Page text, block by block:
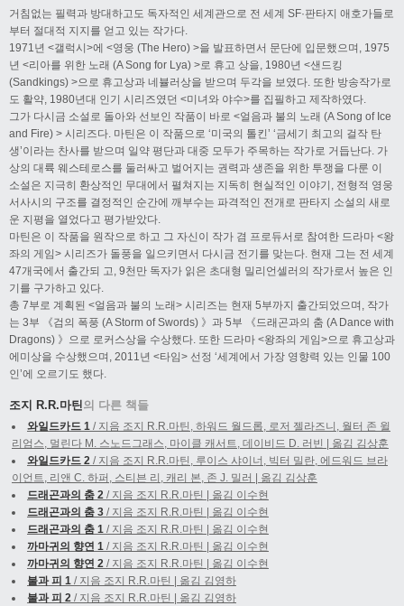
거침없는 필력과 방대하고도 독자적인 세계관으로 전 세계 SF·판타지 애호가들로
부터 절대적 지지를 얻고 있는 작가다.
1971년 <갤럭시>에 <영웅 (The Hero) >을 발표하면서 문단에 입문했으며, 1975
년 <리아를 위한 노래 (A Song for Lya) >로 휴고 상을, 1980년 <샌드킹
(Sandkings) >으로 휴고상과 네뷸러상을 받으며 두각을 보였다. 또한 방송작가로
도 활약, 1980년대 인기 시리즈였던 <미녀와 야수>를 집필하고 제작하였다.
그가 다시금 소설로 돌아와 선보인 작품이 바로 <얼음과 불의 노래 (A Song of Ice
and Fire) > 시리즈다. 마틴은 이 작품으로 ‘미국의 톨킨’ ‘금세기 최고의 걸작 탄
생’이라는 찬사를 받으며 일약 평단과 대중 모두가 주목하는 작가로 거듭난다. 가
상의 대륙 웨스테로스를 둘러싸고 벌어지는 권력과 생존을 위한 투쟁을 다룬 이
소설은 지극히 환상적인 무대에서 펼쳐지는 지독히 현실적인 이야기, 전형적 영웅
서사시의 구조를 결정적인 순간에 깨부수는 파격적인 전개로 판타지 소설의 새로
운 지평을 열었다고 평가받았다.
마틴은 이 작품을 원작으로 하고 그 자신이 작가 겸 프로듀서로 참여한 드라마 <왕
좌의 게임> 시리즈가 돌풍을 일으키면서 다시금 전기를 맞는다. 현재 그는 전 세계
47개국에서 출간되 고, 9천만 독자가 읽은 초대형 밀리언셀러의 작가로서 높은 인
기를 구가하고 있다.
총 7부로 계획된 <얼음과 불의 노래> 시리즈는 현재 5부까지 출간되었으며, 작가
는 3부 《검의 폭풍 (A Storm of Swords) 》과 5부 《드래곤과의 춤 (A Dance with
Dragons) 》으로 로커스상을 수상했다. 또한 드라마 <왕좌의 게임>으로 휴고상과
에미상을 수상했으며, 2011년 <타임> 선정 ‘세계에서 가장 영향력 있는 인물 100
인’에 오르기도 했다.
조지 R.R.마틴의 다른 책들
와일드카드 1 / 지음 조지 R.R.마틴, 하워드 월드롭, 로저 젤라즈니, 월터 존 윌
리엄스, 멀린다 M. 스노드그래스, 마이클 캐서트, 데이비드 D. 러빈 | 옮김 김상훈
와일드카드 2 / 지음 조지 R.R.마틴, 루이스 샤이너, 빅터 밀란, 에드워드 브라
이언트, 리앤 C. 하퍼, 스티븐 리, 캐리 본, 존 J. 밀러 | 옮김 김상훈
드래곤과의 춤 2 / 지음 조지 R.R.마틴 | 옮김 이수현
드래곤과의 춤 3 / 지음 조지 R.R.마틴 | 옮김 이수현
드래곤과의 춤 1 / 지음 조지 R.R.마틴 | 옮김 이수현
까마귀의 향연 1 / 지음 조지 R.R.마틴 | 옮김 이수현
까마귀의 향연 2 / 지음 조지 R.R.마틴 | 옮김 이수현
불과 피 1 / 지음 조지 R.R.마틴 | 옮김 김영하
불과 피 2 / 지음 조지 R.R.마틴 | 옮김 김영하